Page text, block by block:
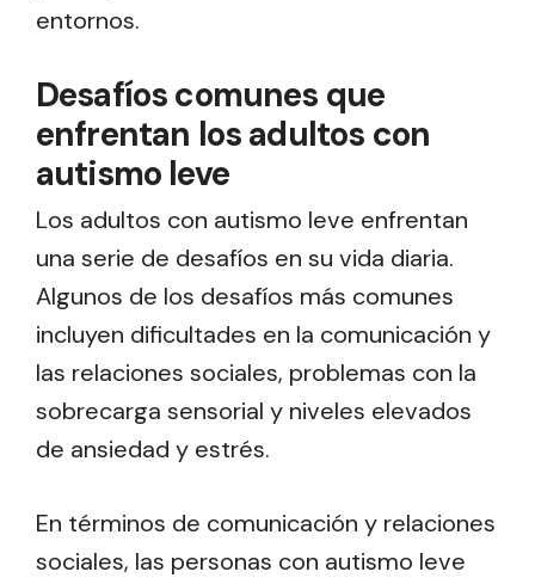
entornos.
Desafíos comunes que
enfrentan los adultos con
autismo leve
Los adultos con autismo leve enfrentan
una serie de desafíos en su vida diaria.
Algunos de los desafíos más comunes
incluyen dificultades en la comunicación y
las relaciones sociales, problemas con la
sobrecarga sensorial y niveles elevados
de ansiedad y estrés.
En términos de comunicación y relaciones
sociales, las personas con autismo leve